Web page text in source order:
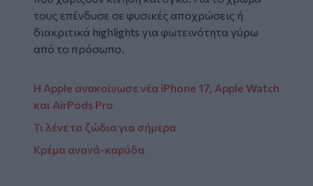
τους επένδυσε σε φυσικές αποχρώσεις ή
διακριτικά highlights για φωτεινότητα γύρω
από το πρόσωπο.
Η Apple ανακοίνωσε νέα iPhone 17, Apple Watch
και AirPods Pro
Τι λένε τα ζώδια για σήμερα
Κρέμα ανανά-καρύδα